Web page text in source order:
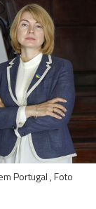
Portugal , Foto